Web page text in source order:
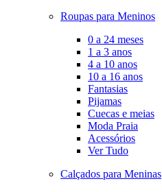
Roupas para Meninos
0 a 24 meses
1 a 3 anos
4 a 10 anos
10 a 16 anos
Fantasias
Pijamas
Cuecas e meias
Moda Praia
Acessórios
Ver Tudo
Calçados para Meninas